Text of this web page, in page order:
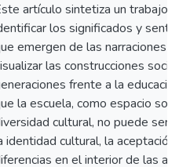
artículo sintetiza un trabajo
los significados y
emergen de las narraciones
las construcciones
frente a la
la escuela, como espacio
cultural, no puede ser
identidad cultural, la
en el interior de las